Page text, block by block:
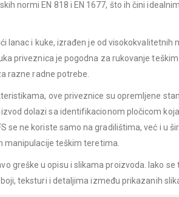
normi EN 818 i EN 1677, što ih čini
lanac i kuke, izrađen je od visokokvalitetnih
priveznica je pogodna za rukovanje
razne radne potrebe​.
ove priveznice su opremljene
dolazi sa identifikacionom pločicom
se ne koriste samo na gradilištima, već i u
teškim teretima.
greške u opisu i slikama proizvoda. Iako
teksturi i detaljima između prikazanih